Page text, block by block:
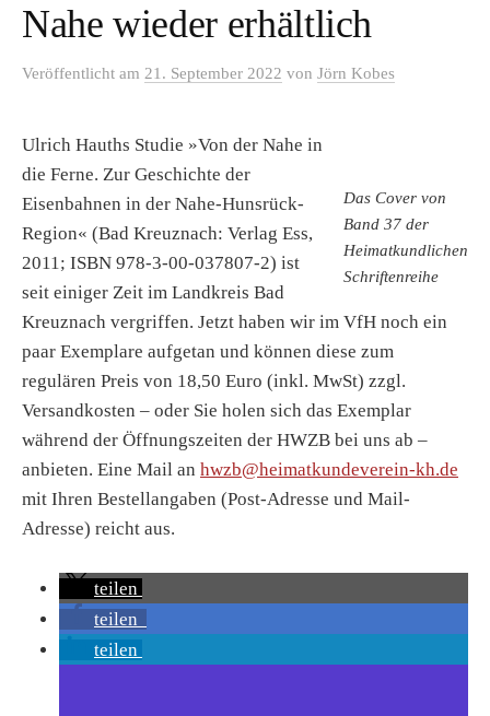
Nahe wieder erhältlich
Veröffentlicht am 21. September 2022 von Jörn Kobes
Das Cover von
Band 37 der
Heimatkundlichen
Schriftenreihe
Ulrich Hauths Studie »Von der Nahe in
die Ferne. Zur Geschichte der
Eisenbahnen in der Nahe-Hunsrück-
Region« (Bad Kreuznach: Verlag Ess,
2011; ISBN 978-3-00-037807-2) ist
seit einiger Zeit im Landkreis Bad
Kreuznach vergriffen. Jetzt haben wir im VfH noch ein
paar Exemplare aufgetan und können diese zum
regulären Preis von 18,50 Euro (inkl. MwSt) zzgl.
Versandkosten – oder Sie holen sich das Exemplar
während der Öffnungszeiten der HWZB bei uns ab –
anbieten. Eine Mail an hwzb@heimatkundeverein-kh.de
mit Ihren Bestellangaben (Post-Adresse und Mail-
Adresse) reicht aus.
teilen
teilen
teilen